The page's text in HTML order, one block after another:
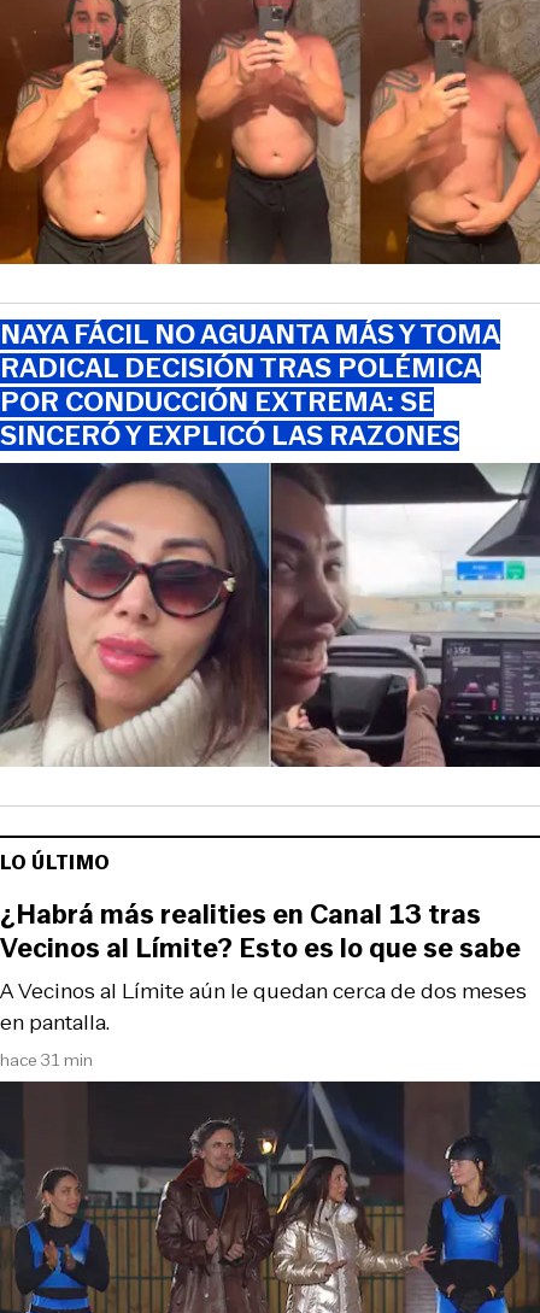
NAYA FÁCIL NO AGUANTA MÁS Y TOMA
RADICAL DECISIÓN TRAS POLÉMICA
POR CONDUCCIÓN EXTREMA: SE
SINCERÓ Y EXPLICÓ LAS RAZONES
LO ÚLTIMO
hace 31 min
A Vecinos al Límite aún le quedan cerca de dos meses
en pantalla.
¿Habrá más realities en Canal 13 tras
Vecinos al Límite? Esto es lo que se sabe